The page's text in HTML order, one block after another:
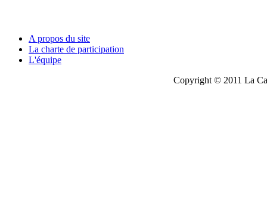
A propos du site
La charte de participation
L'équipe
Copyright © 2011 La